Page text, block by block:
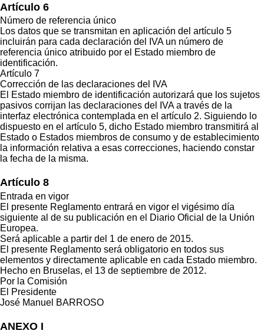
Artículo 6
Número de referencia único
Los datos que se transmitan en aplicación del artículo 5
incluirán para cada declaración del IVA un número de
referencia único atribuido por el Estado miembro de
identificación.
Artículo 7
Corrección de las declaraciones del IVA
El Estado miembro de identificación autorizará que los sujetos
pasivos corrijan las declaraciones del IVA a través de la
interfaz electrónica contemplada en el artículo 2. Siguiendo lo
dispuesto en el artículo 5, dicho Estado miembro transmitirá al
Estado o Estados miembros de consumo y de establecimiento
la información relativa a esas correcciones, haciendo constar
la fecha de la misma.
Artículo 8
Entrada en vigor
El presente Reglamento entrará en vigor el vigésimo día
siguiente al de su publicación en el Diario Oficial de la Unión
Europea.
Será aplicable a partir del 1 de enero de 2015.
El presente Reglamento será obligatorio en todos sus
elementos y directamente aplicable en cada Estado miembro.
Hecho en Bruselas, el 13 de septiembre de 2012.
Por la Comisión
El Presidente
José Manuel BARROSO
ANEXO I